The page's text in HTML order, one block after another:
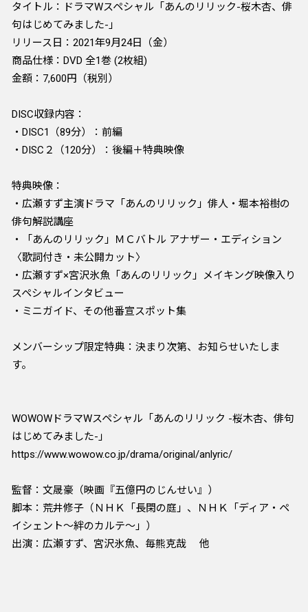
タイトル：ドラマWスペシャル「あんのリリック-桜木杏、俳
句はじめてみました-」
リリース日：2021年9月24日（金）
商品仕様：DVD 全1巻 (2枚組)
金額：7,600円（税別）
DISC収録内容：
・DISC1（89分）：前編
・DISC２（120分）：後編＋特典映像
特典映像：
・広瀬すず主演ドラマ「あんのリリック」俳人・堀本裕樹の
俳句解説講座
・「あんのリリック」ＭＣバトル アナザー・エディション
〈歌詞付き・未公開カット〉
・広瀬すず×宮沢氷魚「あんのリリック」メイキング映像入り
スペシャルインタビュー
・ミニガイド、その他番宣スポット集
メンバーシップ限定特典：決まり次第、お知らせいたしま
す。
WOWOWドラマWスペシャル「あんのリリック -桜木杏、俳句
はじめてみました-」
https://www.wowow.co.jp/drama/original/anlyric/
監督：文晟豪（映画『五億円のじんせい』）
脚本：荒井修子（ＮＨＫ「長閑の庭」、ＮＨＫ「ディア・ペ
イシェント～絆のカルテ～」）
出演：広瀬すず、宮沢氷魚、毎熊克哉 他